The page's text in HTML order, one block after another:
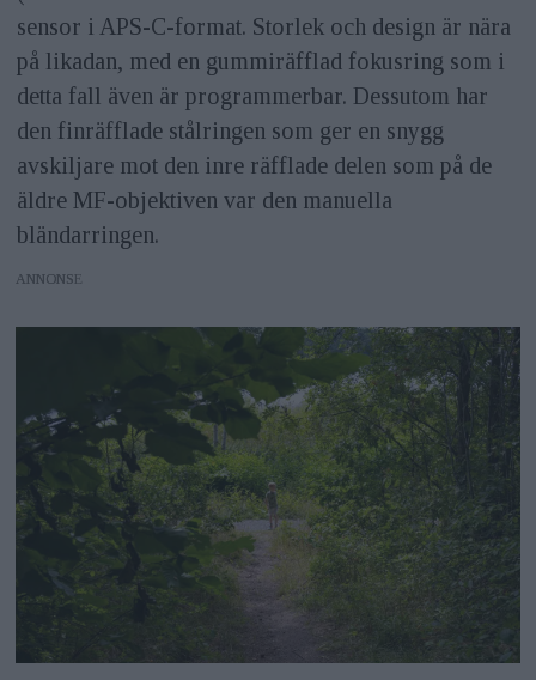
sensor i APS-C-format. Storlek och design är nära
på likadan, med en gummiräfflad fokusring som i
detta fall även är programmerbar. Dessutom har
den finräfflade stålringen som ger en snygg
avskiljare mot den inre räfflade delen som på de
äldre MF-objektiven var den manuella
bländarringen.
ANNONS